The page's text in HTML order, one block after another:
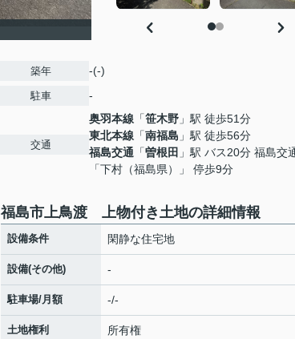
築年 -(-)
駐車 -
交通
奥羽本線 「笹木野 」駅 徒歩51分
東北本線 「南福島 」駅 徒歩56分
福島交通 「曽根田 」駅 バス20分 福島交
「下村（福島県）」 停歩9分
福島市上鳥渡 上物付き土地の詳細情報
設備条件 閑静な住宅地
設備(その他) -
駐車場/月額 -/-
土地権利 所有権